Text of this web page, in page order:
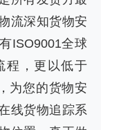
流深知货物安
ISO9001全球
程，更以低于
为您的货物安
线货物追踪系